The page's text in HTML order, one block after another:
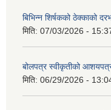
बिभिन्‍न शिर्षकको ठेक्काको
मिति: 07/03/2026 -
बोलपत्र स्वीकृतीको
मिति: 06/29/2026 -